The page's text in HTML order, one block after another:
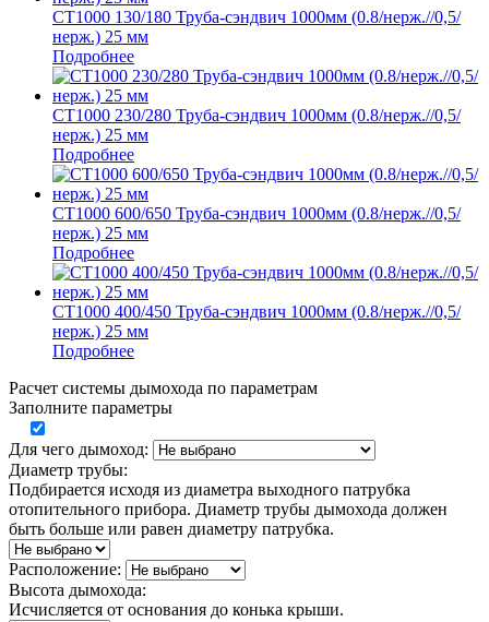
СТ1000 130/180 Труба-сэндвич 1000мм (0.8/нерж.//0,5/
нерж.) 25 мм
Подробнее
СТ1000 230/280 Труба-сэндвич 1000мм (0.8/нерж.//0,5/
нерж.) 25 мм
Подробнее
СТ1000 600/650 Труба-сэндвич 1000мм (0.8/нерж.//0,5/
нерж.) 25 мм
Подробнее
СТ1000 400/450 Труба-сэндвич 1000мм (0.8/нерж.//0,5/
нерж.) 25 мм
Подробнее
Расчет системы дымохода по параметрам
Заполните параметры
Для чего дымоход:
Диаметр трубы:
Подбирается исходя из диаметра выходного патрубка
отопительного прибора. Диаметр трубы дымохода должен
быть больше или равен диаметру патрубка.
Расположение:
Высота дымохода:
Исчисляется от основания до конька крыши.